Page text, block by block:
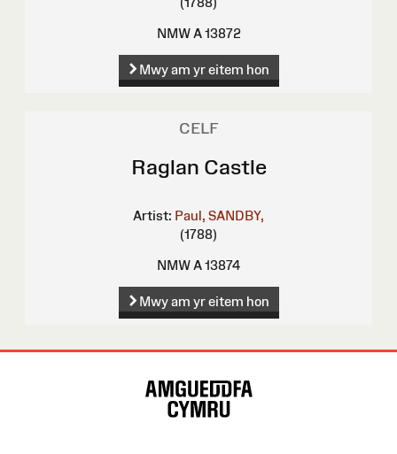
NMW A 13872
Mwy am yr eitem hon
CELF
Raglan Castle
Artist: Paul, SANDBY,
(1788)
NMW A 13874
Mwy am yr eitem hon